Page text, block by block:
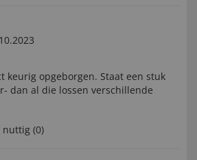
keurig opgeborgen. Staat een stuk
dan al die lossen verschillende
nuttig (0)